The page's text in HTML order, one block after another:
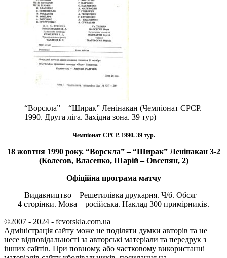
“Ворскла” – “Ширак” Ленінакан (Чемпіонат СРСР.
1990. Друга ліга. Західна зона. 39 тур)
Чемпіонат СРСР. 1990. 39 тур.
18 жовтня 1990 року. “Ворскла” – “Ширак” Ленінакан 3-2
(Колесов, Власенко, Шарій – Овсепян, 2)
Офіційна програма матчу
Видавництво – Решетилівка друкарня. Ч/б. Обсяг –
4 сторінки. Мова – російська. Наклад 300 примірників.
©2007 - 2024 - fcvorskla.com.ua
Адміністрація сайту може не поділяти думки авторів та не
несе відповідальності за авторські матеріали та передрук з
інших сайтів. При повному, або частковому використанні